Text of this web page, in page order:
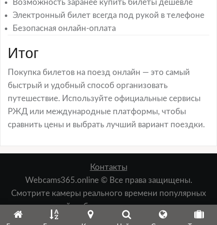
Возможность заранее купить билеты дешевле
Электронный билет всегда под рукой в телефоне
Безопасная онлайн-оплата
Итог
Покупка билетов на поезд онлайн — это самый
быстрый и удобный способ организовать
путешествие. Используйте официальные сервисы
РЖД или международные платформы, чтобы
сравнить цены и выбрать лучший вариант поездки.
Контакты
Webcams365.online © Все права защищены.
Смотрите камеры реального времени популярных
мест: пляжей, набережных, лыжных курортов,
зданий, природы и т.д.